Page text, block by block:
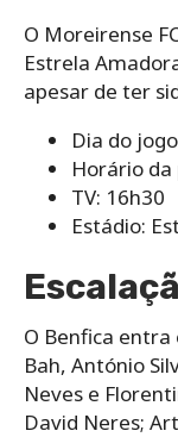
O Moreirense
Estrela
apesar de ter
Dia do
Horário
TV: 16h30
Estádio:
O Benfica
Bah, António
Neves e
David Neres;